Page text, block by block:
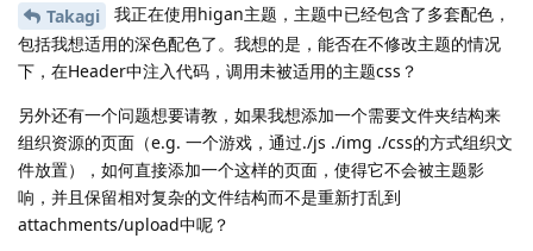
Takagi
我正在使用higan主题，主题中已经包含了多套配色，
包括我想适用的深色配色了。我想的是，能否在不修改主题的情况
下，在Header中注入代码，调用未被适用的主题css？
另外还有一个问题想要请教，如果我想添加一个需要文件夹结构来
组织资源的页面（e.g. 一个游戏，通过./js ./img ./css的方式组织文
件放置），如何直接添加一个这样的页面，使得它不会被主题影
响，并且保留相对复杂的文件结构而不是重新打乱到
attachments/upload中呢？